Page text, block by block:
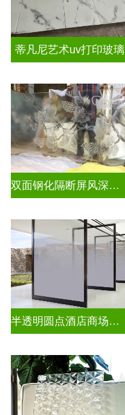
蒂凡尼艺术uv打印玻璃
双面钢化隔断屏风深雕玻璃
半透明圆点酒店商场渐变装饰玻璃